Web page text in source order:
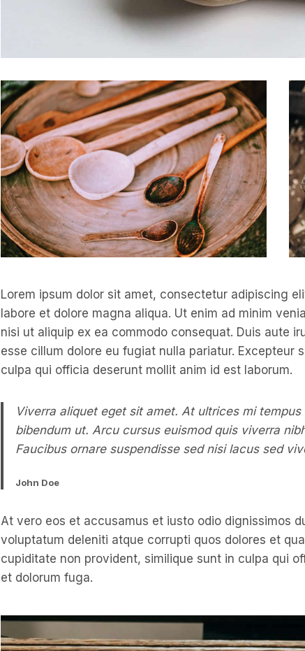
Lorem ipsum dolor sit amet, consectetur adipiscing
labore et dolore magna aliqua. Ut enim ad minim
nisi ut aliquip ex ea commodo consequat. Duis aute
esse cillum dolore eu fugiat nulla pariatur.
culpa qui officia deserunt mollit anim id est laborum.
Viverra aliquet eget sit amet. At ultrices mi
bibendum ut. Arcu cursus euismod quis viverra
Faucibus ornare suspendisse sed nisi lacus sed
John Doe
At vero eos et accusamus et iusto odio dignissimos
voluptatum deleniti atque corrupti quos dolores et
cupiditate non provident, similique sunt in culpa qui
et dolorum fuga.